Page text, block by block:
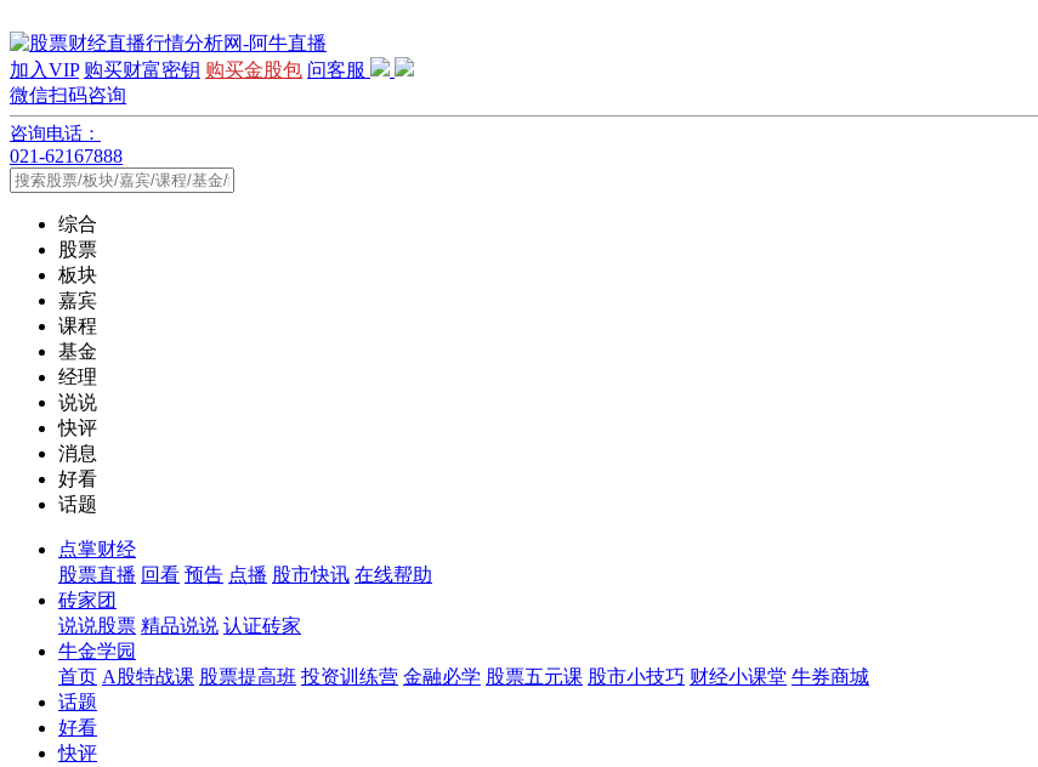
加入VIP 购买财富密钥 购买金股包 问客服
微信扫码咨询
咨询电话：
021-62167888
综合
股票
板块
嘉宾
课程
基金
经理
说说
快评
消息
好看
话题
点掌财经
股票直播 回看 预告 点播 股市快讯 在线帮助
砖家团
说说股票 精品说说 认证砖家
牛金学园
首页 A股特战课 股票提高班 投资训练营 金融必学 股票五元课 股市小技巧 财经小课堂 牛券商城
话题
好看
快评